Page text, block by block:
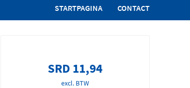
STARTPAGINA CONTACT
SRD 11,94
excl. BTW